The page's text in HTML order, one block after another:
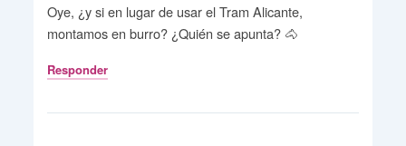
Oye, ¿y si en lugar de usar el Tram Alicante,
montamos en burro? ¿Quién se apunta? 🐴
Responder